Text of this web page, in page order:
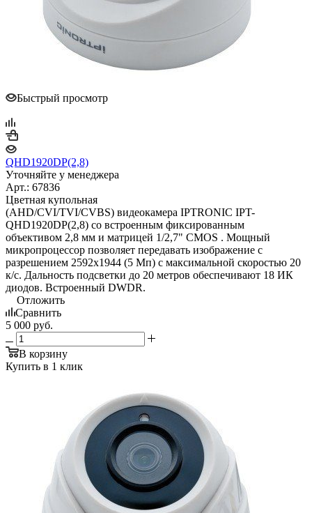
Быстрый просмотр
QHD1920DP(2,8)
Уточняйте у менеджера
Арт.: 67836
Цветная купольная
(AHD/CVI/TVI/CVBS) видеокамера IPTRONIC IPT-
QHD1920DP(2,8) со встроенным фиксированным
объективом 2,8 мм и матрицей 1/2,7" CMOS . Мощный
микропроцессор позволяет передавать изображение с
разрешением 2592х1944 (5 Мп) с максимальной скоростью 20
к/с. Дальность подсветки до 20 метров обеспечивают 18 ИК
диодов. Встроенный DWDR.
Отложить
Сравнить
5 000 руб.
В корзину
Купить в 1 клик